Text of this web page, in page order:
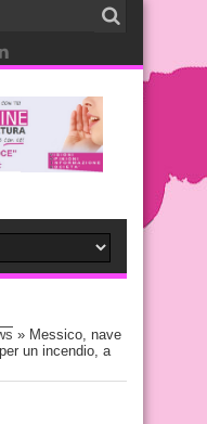
» Messico, nave
un incendio, a